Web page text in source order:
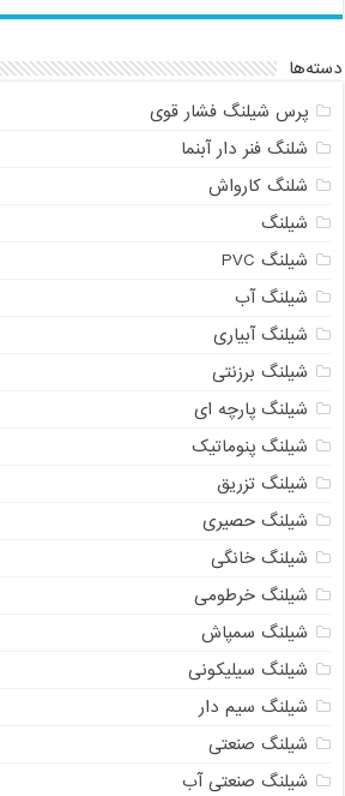
دسته‌ها
پرس شیلنگ فشار قوی
شلنگ فنر دار آبنما
شلنگ کارواش
شیلنگ
شیلنگ PVC
شیلنگ آب
شیلنگ آبیاری
شیلنگ برزنتی
شیلنگ پارچه ای
شیلنگ پنوماتیک
شیلنگ تزریق
شیلنگ حصیری
شیلنگ خانگی
شیلنگ خرطومی
شیلنگ سمپاش
شیلنگ سیلیکونی
شیلنگ سیم دار
شیلنگ صنعتی
شیلنگ صنعتی آب